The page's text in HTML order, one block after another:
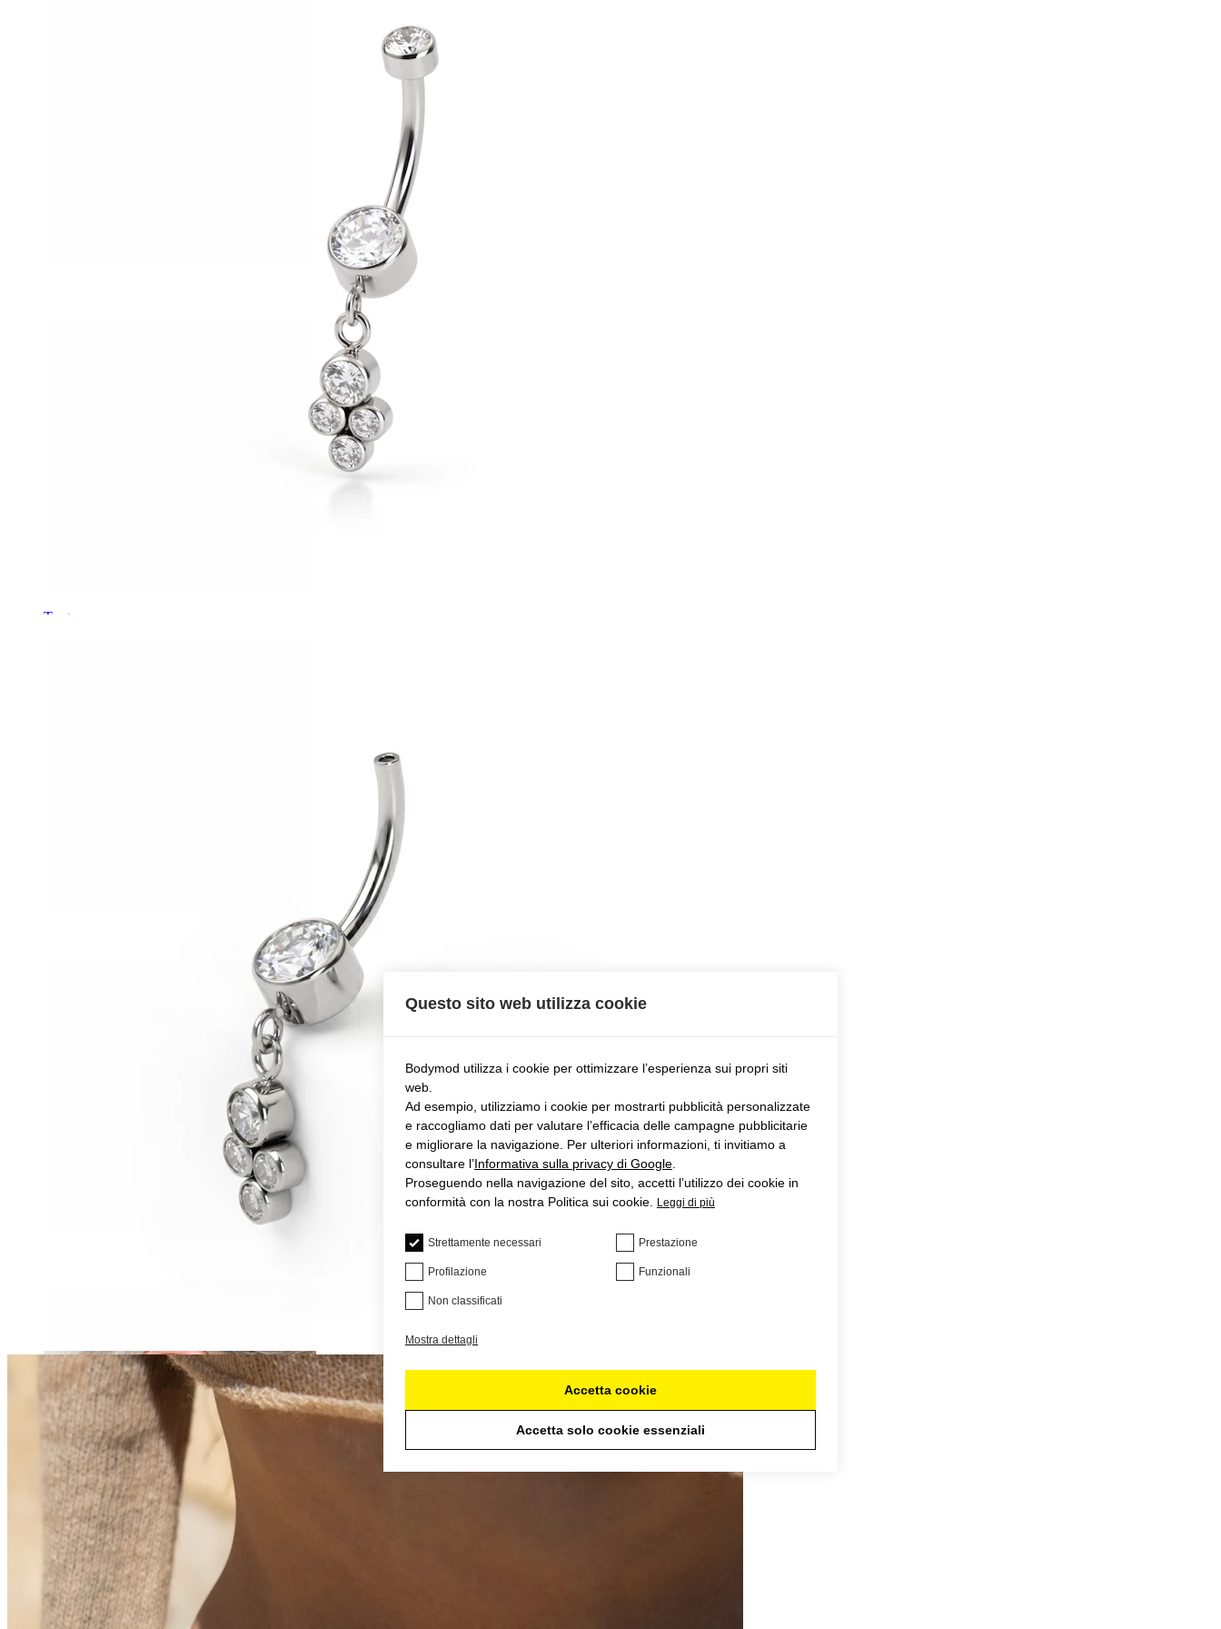
Tragus
Industrial
Questo sito web utilizza cookie
Bodymod utilizza i cookie per ottimizzare l’esperienza sui propri siti
web.
Ad esempio, utilizziamo i cookie per mostrarti pubblicità personalizzate
e raccogliamo dati per valutare l’efficacia delle campagne pubblicitarie
e migliorare la navigazione. Per ulteriori informazioni, ti invitiamo a
consultare l’Informativa sulla privacy di Google
Proseguendo nella navigazione del sito, accetti l’utilizzo dei cookie in
conformità con la nostra Politica sui cookie.
Leggi di più
Strettamente necessari Prestazione
Profilazione Funzionali
Non classificati
Mostra dettagli
Accetta cookie
Accetta solo cookie essenziali